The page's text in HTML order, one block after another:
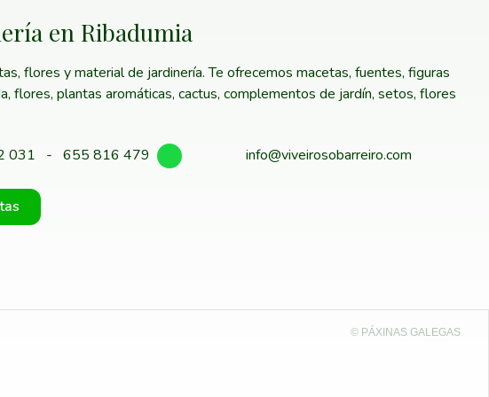
en Ribadumia
flores y material de jardinería. Te ofrecemos macetas, fuentes, figuras
flores, plantas aromáticas, cactus, complementos de jardín, setos, flores
031 - 655 816 479 info@viveirosobarreiro.com
© PÁXINAS GALEGAS